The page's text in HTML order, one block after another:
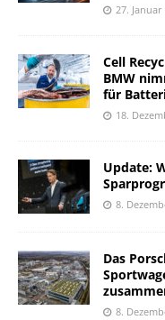
27. Januar
Cell
BMW
für
18.
Update:
8.
Das
8.